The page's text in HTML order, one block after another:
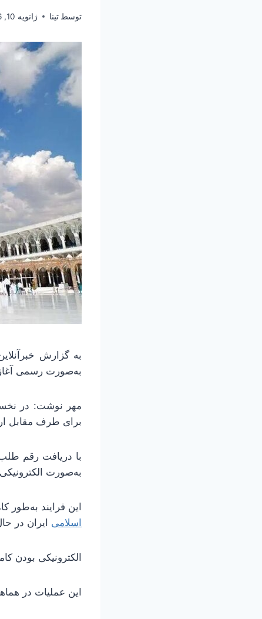
توسط تینا ژانویه 10, 2026
به‌صورت رسمی
مهر نوشت: در
برای طرف مقابل
با دریافت رقم
به‌صورت
این فرایند به‌طور
اسلامی ایران در
الکترونیکی بودن
این عملیات در